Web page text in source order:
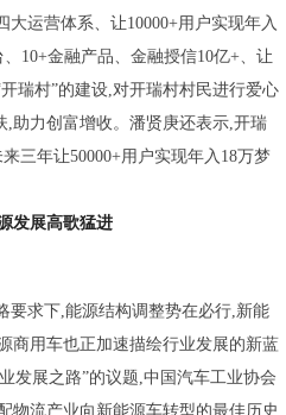
大运营体系、让10000+用户实现年入
10+金融产品、金融授信10亿+、让
瑞村”的建设,对开瑞村村民进行爱心
,助力创富增收。潘贤庚还表示,开瑞
三年让50000+用户实现年入18万梦
发展高歌猛进
要求下,能源结构调整势在必行,新能
商用车也正加速描绘行业发展的新蓝
发展之路”的议题,中国汽车工业协会
物流产业向新能源车转型的最佳历史